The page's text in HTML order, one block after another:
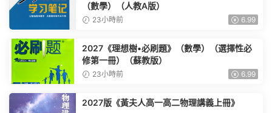
（數學）（人教A版）
23小時前 6.99
2027《理想樹•必刷題》（數學）（選擇性必
修第一冊）（蘇教版）
23小時前 6.99
2027版《黃夫人高一高二物理講義上冊》